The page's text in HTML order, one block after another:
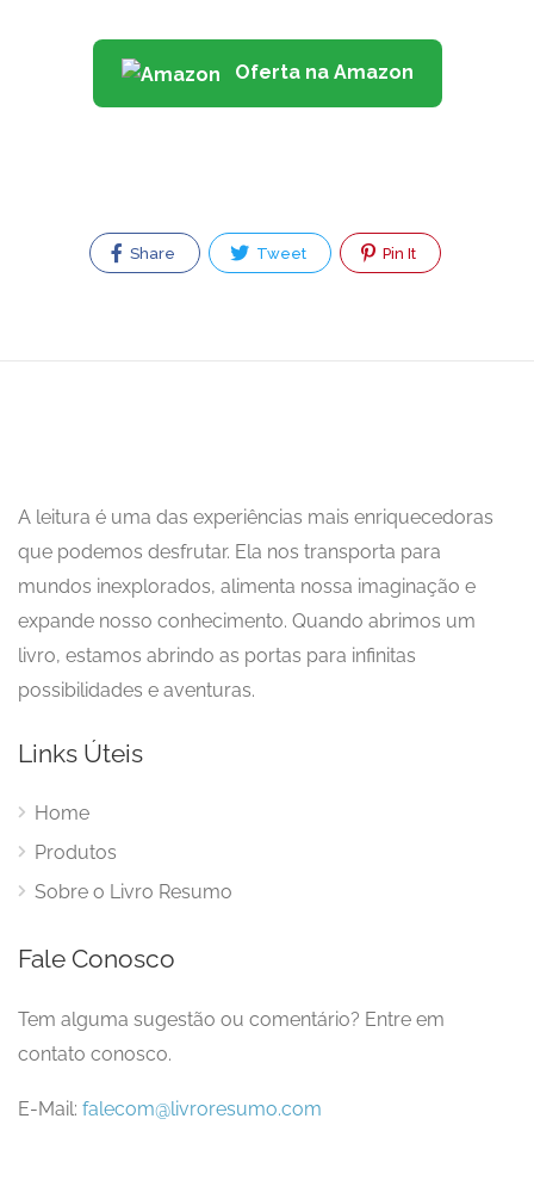
Oferta na Amazon
Share Tweet Pin It
A leitura é uma das experiências mais enriquecedoras
que podemos desfrutar. Ela nos transporta para
mundos inexplorados, alimenta nossa imaginação e
expande nosso conhecimento. Quando abrimos um
livro, estamos abrindo as portas para infinitas
possibilidades e aventuras.
Links Úteis
Home
Produtos
Sobre o Livro Resumo
Fale Conosco
Tem alguma sugestão ou comentário? Entre em
contato conosco.
E-Mail: falecom@livroresumo.com